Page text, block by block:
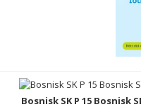
TRUPPEN
Bosnisk SK P 15 Bosnisk